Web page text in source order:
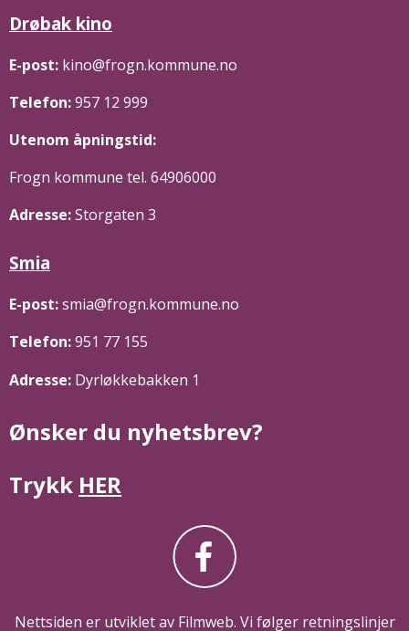
Drøbak kino
E-post: kino@frogn.kommune.no
Telefon:957 12 999
Utenom åpningstid:
Frogn kommune tel. 64906000
Adresse:Storgaten 3
Smia
E-post:smia@frogn.kommune.no
Telefon:951 77 155
Adresse: Dyrløkkebakken 1
Ønsker du nyhetsbrev?
Trykk HER
Nettsiden er utviklet av Filmweb. Vi følger retningslinjer